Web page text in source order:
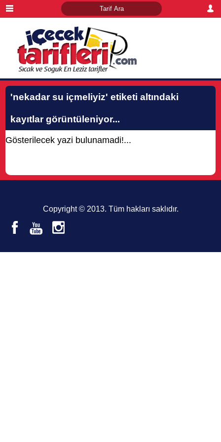
'nekadar su içmeliyiz' etiketi altındaki
kayıtlar görüntüleniyor...
Gösterilecek yazi bulunamadi!...
Copyright © 2013. Tüm hakları saklıdır.